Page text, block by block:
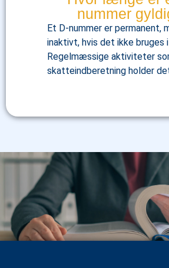
nummer
Et D-nummer er permanent,
inaktivt, hvis det ikke bruges
Regelmæssige aktiviteter
skatteindberetning holder